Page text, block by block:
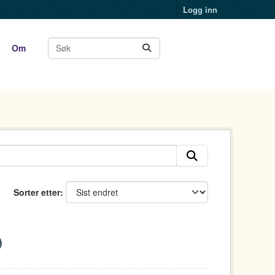
Logg inn
Om
Sorter etter